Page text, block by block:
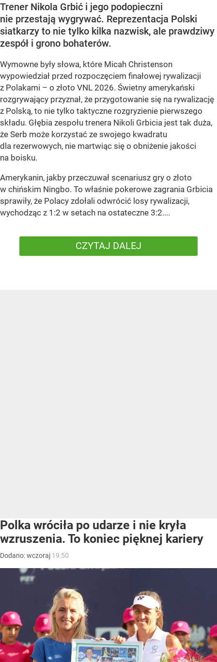
Trener Nikola Grbić i jego podopieczni
nie przestają wygrywać. Reprezentacja Polski
siatkarzy to nie tylko kilka nazwisk, ale prawdziwy
zespół i grono bohaterów.
Wymowne były słowa, które Micah Christenson
wypowiedział przed rozpoczęciem finałowej rywalizacji
z Polakami – o złoto VNL 2026. Świetny amerykański
rozgrywający przyznał, że przygotowanie się na rywalizację
z Polską, to nie tylko taktyczne rozgryzienie pierwszego
składu. Głębia zespołu trenera Nikoli Grbicia jest tak duża,
że Serb może korzystać ze swojego kwadratu
dla rezerwowych, nie martwiąc się o obniżenie jakości
na boisku.
Amerykanin, jakby przeczuwał scenariusz gry o złoto
w chińskim Ningbo. To właśnie pokerowe zagrania Grbicia
sprawiły, że Polacy zdołali odwrócić losy rywalizacji,
wychodząc z 1:2 w setach na ostateczne 3:2....
CZYTAJ DALEJ
Polka wróciła po udarze i nie kryła
wzruszenia. To koniec pięknej kariery
Dodano:wczoraj 19:50